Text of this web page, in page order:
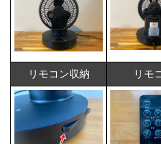
リモコン収納 リモ